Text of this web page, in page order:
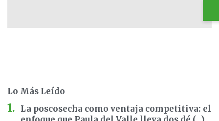
Lo Más Leído
La poscosecha como ventaja competitiva: el